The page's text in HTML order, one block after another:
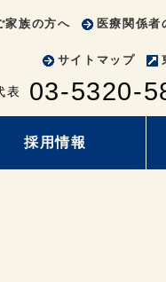
家族の方へ 医療関係者
サイトマップ
表 03-5320-
採用情報